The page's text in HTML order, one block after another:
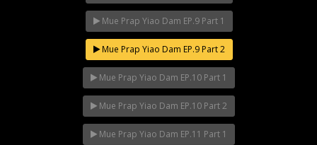
Mue Prap Yiao Dam EP.9 Part 1
Mue Prap Yiao Dam EP.9 Part 2
Mue Prap Yiao Dam EP.10 Part 1
Mue Prap Yiao Dam EP.10 Part 2
Mue Prap Yiao Dam EP.11 Part 1